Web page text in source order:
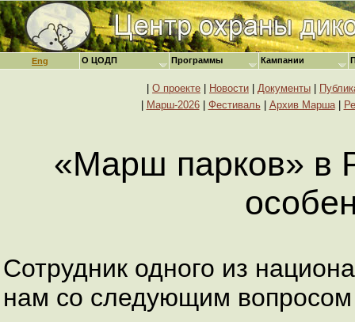
Eng
О проекте Новости Документы
Марш-2026| Фестиваль| Архив Марша|
«Марш парков» в
Сотрудник одного из
нам со следующим
О ЦОДП Программы Кампании